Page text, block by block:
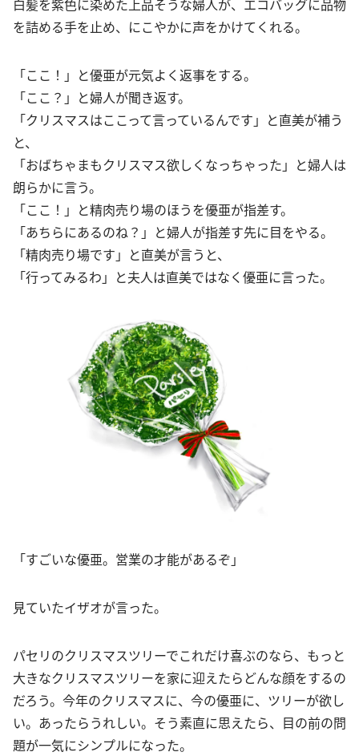
白髪を紫色に染めた上品そうな婦人が、エコバッグに品物
を詰める手を止め、にこやかに声をかけてくれる。
「ここ！」と優亜が元気よく返事をする。
「ここ？」と婦人が聞き返す。
「クリスマスはここって言っているんです」と直美が補う
と、
「おばちゃまもクリスマス欲しくなっちゃった」と婦人は
朗らかに言う。
「ここ！」と精肉売り場のほうを優亜が指差す。
「あちらにあるのね？」と婦人が指差す先に目をやる。
「精肉売り場です」と直美が言うと、
「行ってみるわ」と夫人は直美ではなく優亜に言った。
「すごいな優亜。営業の才能があるぞ」
見ていたイザオが言った。
パセリのクリスマスツリーでこれだけ喜ぶのなら、もっと
大きなクリスマスツリーを家に迎えたらどんな顔をするの
だろう。今年のクリスマスに、今の優亜に、ツリーが欲し
い。あったらうれしい。そう素直に思えたら、目の前の問
題が一気にシンプルになった。